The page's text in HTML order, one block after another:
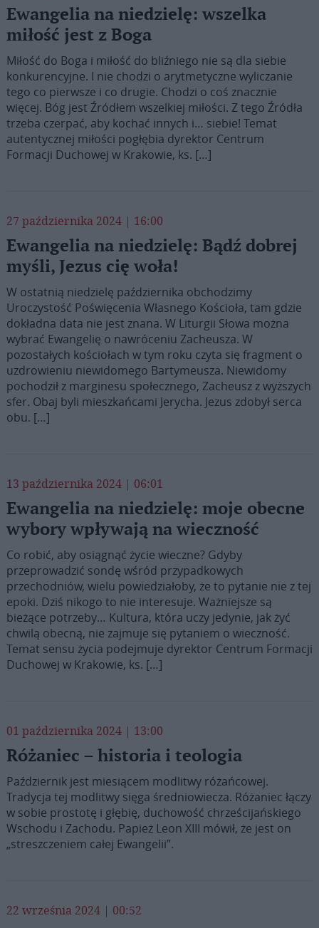
Ewangelia na niedzielę: wszelka
miłość jest z Boga
Miłość do Boga i miłość do bliźniego nie są dla siebie
konkurencyjne. I nie chodzi o arytmetyczne wyliczanie
tego co pierwsze i co drugie. Chodzi o coś znacznie
więcej. Bóg jest Źródłem wszelkiej miłości. Z tego Źródła
trzeba czerpać, aby kochać innych i… siebie! Temat
autentycznej miłości pogłębia dyrektor Centrum
Formacji Duchowej w Krakowie, ks. […]
27 października 2024 | 16:00
Ewangelia na niedzielę: Bądź dobrej
myśli, Jezus cię woła!
W ostatnią niedzielę października obchodzimy
Uroczystość Poświęcenia Własnego Kościoła, tam gdzie
dokładna data nie jest znana. W Liturgii Słowa można
wybrać Ewangelię o nawróceniu Zacheusza. W
pozostałych kościołach w tym roku czyta się fragment o
uzdrowieniu niewidomego Bartymeusza. Niewidomy
pochodził z marginesu społecznego, Zacheusz z wyższych
sfer. Obaj byli mieszkańcami Jerycha. Jezus zdobył serca
obu. […]
13 października 2024 | 06:01
Ewangelia na niedzielę: moje obecne
wybory wpływają na wieczność
Co robić, aby osiągnąć życie wieczne? Gdyby
przeprowadzić sondę wśród przypadkowych
przechodniów, wielu powiedziałoby, że to pytanie nie z tej
epoki. Dziś nikogo to nie interesuje. Ważniejsze są
bieżące potrzeby… Kultura, która uczy jedynie, jak żyć
chwilą obecną, nie zajmuje się pytaniem o wieczność.
Temat sensu życia podejmuje dyrektor Centrum Formacji
Duchowej w Krakowie, ks. […]
01 października 2024 | 13:00
Różaniec – historia i teologia
Październik jest miesiącem modlitwy różańcowej.
Tradycja tej modlitwy sięga średniowiecza. Różaniec łączy
w sobie prostotę i głębię, duchowość chrześcijańskiego
Wschodu i Zachodu. Papież Leon XIII mówił, że jest on
„streszczeniem całej Ewangelii”.
22 września 2024 | 00:52